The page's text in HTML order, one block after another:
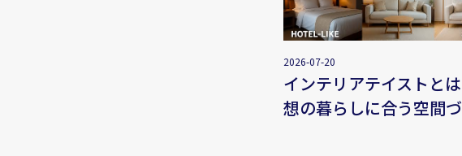
2026-07-20
インテリアテイストと
想の暮らしに合う空間